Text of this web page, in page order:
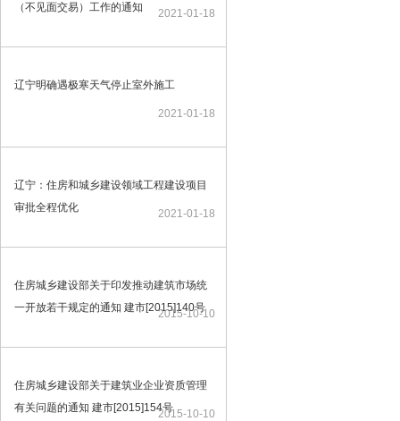
（不见面交易）工作的通知
2021-01-18
辽宁明确遇极寒天气停止室外施工
2021-01-18
辽宁：住房和城乡建设领域工程建设项目
审批全程优化
2021-01-18
住房城乡建设部关于印发推动建筑市场统
一开放若干规定的通知 建市[2015]140号
2015-10-10
住房城乡建设部关于建筑业企业资质管理
有关问题的通知 建市[2015]154号2015-10-10